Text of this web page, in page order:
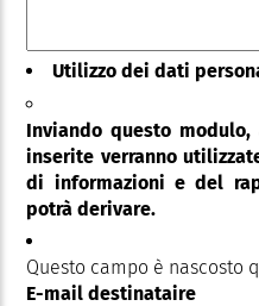
Utilizzo dei dati
Inviando questo
inserite verranno
di informazioni e del
potrà derivare.
Questo campo è nascosto
E-mail destinataire